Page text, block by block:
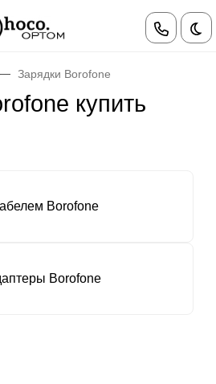
Зарядки Borofone
купить
Borofone
Borofone